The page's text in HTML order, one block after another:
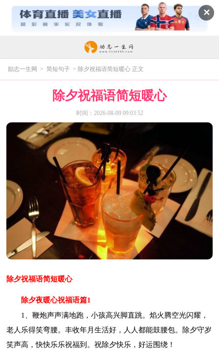
✕
励志一生网 > 简短句子 > 除夕祝福语简短暖心 正文
除夕祝福语简短暖心
时间：2026-08-09 09:03:52
除夕祝福语简短暖心
除夕夜暖心祝福语篇1
1、鞭炮声声满地跑，小孩高兴脚直跳。焰火腾空光闪耀，
老人乐得笑弯腰。丰收年月生活好，人人都能鼓腰包。除夕守岁
笑声高，快快乐乐祝福到。祝除夕快乐，好运围绕！